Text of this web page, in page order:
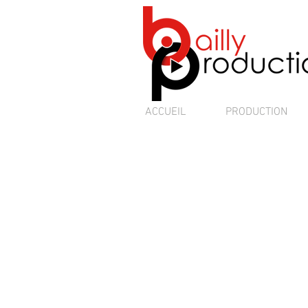
ACCUEIL PRODUCTION